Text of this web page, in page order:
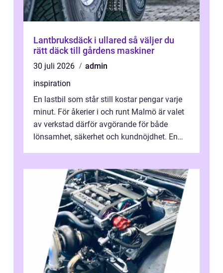
Lantbruksdäck i ullared så väljer du
rätt däck till gårdens maskiner
30 juli 2026
admin
inspiration
En lastbil som står still kostar pengar varje
minut. För åkerier i och runt Malmö är valet
av verkstad därför avgörande för både
lönsamhet, säkerhet och kundnöjdhet. En